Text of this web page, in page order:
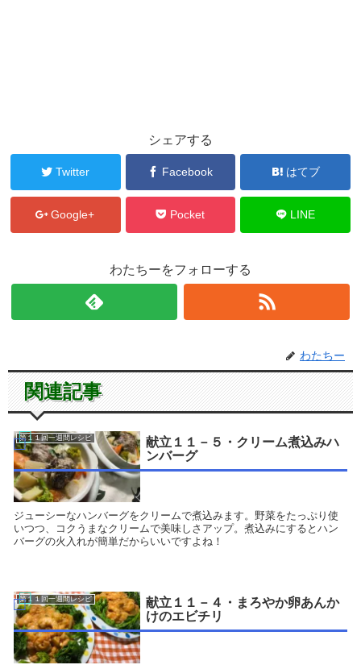
シェアする
Twitter Facebook はてブ
Google+ Pocket LINE
わたちーをフォローする
わたちー
関連記事
第１１回一週間レシピ
献立１１－５・クリーム煮込みハ
ンバーグ
ジューシーなハンバーグをクリームで煮込みます。野菜をたっぷり使
いつつ、コクうまなクリームで美味しさアップ。煮込みにするとハン
バーグの火入れが簡単だからいいですよね！
第１１回一週間レシピ
献立１１－４・まろやか卵あんか
けのエビチリ